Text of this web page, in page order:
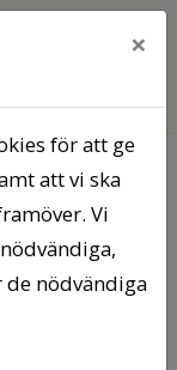
om
×
för att ge
att vi ska
Vi
nödvändiga